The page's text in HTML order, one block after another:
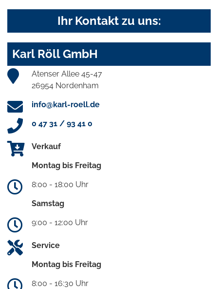
Ihr Kontakt zu uns:
Karl Röll GmbH
Atenser Allee 45-47
26954 Nordenham
info@karl-roell.de
0 47 31 / 93 41 0
Verkauf
Montag bis Freitag
8:00 - 18:00 Uhr
Samstag
9:00 - 12:00 Uhr
Service
Montag bis Freitag
8:00 - 16:30 Uhr